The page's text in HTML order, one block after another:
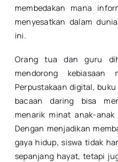
membedakan mana
menyesatkan dalam
ini.
Orang tua dan guru
mendorong kebiasaan
Perpustakaan digital,
bacaan daring bisa
menarik minat anak-anak
Dengan menjadikan
gaya hidup, siswa tidak
sepanjang hayat, tetapi